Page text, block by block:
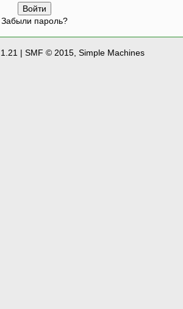
Забыли пароль?
| SMF © 2015, Simple Machines